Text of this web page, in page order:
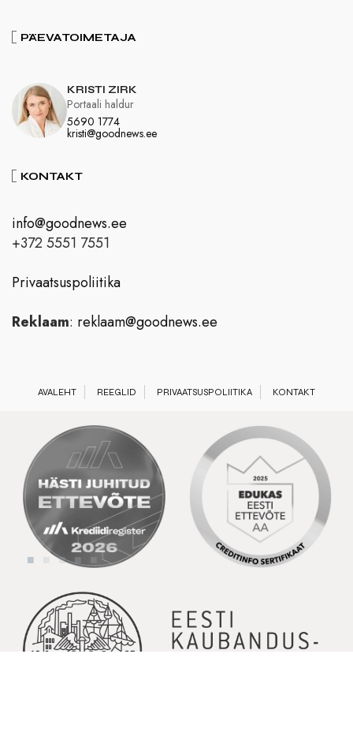
PÄEVATOIMETAJA
KRISTI ZIRK
5690 1774
kristi@goodnews.ee
Portaali haldur
KONTAKT
info@goodnews.ee
+372 5551 7551
Privaatsuspoliitika
Reklaam: reklaam@goodnews.ee
AVALEHT REEGLID PRIVAATSUSPOLIITIKA KONTAKT